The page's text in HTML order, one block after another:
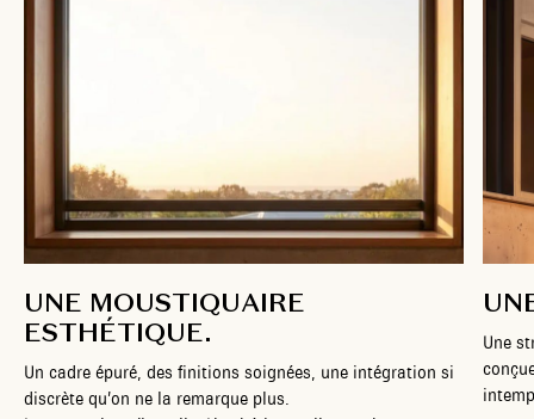
UNE MOUSTIQUAIRE
ESTHÉTIQUE.
Un cadre épuré, des finitions soignées, une intégration si
discrète qu’on ne la remarque plus.
Une